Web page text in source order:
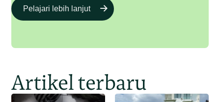
Pelajari lebih lanjut
Artikel terbaru